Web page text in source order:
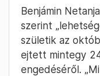
Benjámin
szerint
születik az
ejtett mintegy
engedéséről.